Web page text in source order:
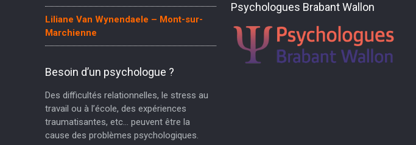
Liliane Van Wynendaele – Mont-sur-
Marchienne
Besoin d’un psychologue ?
Des difficultés relationnelles, le stress au
travail ou à l’école, des expériences
traumatisantes, etc… peuvent être la
cause des problèmes psychologiques.
Psychologues Brabant Wallon